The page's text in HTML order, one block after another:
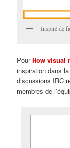
Inspiré de
PourHow visual
inspiration dans
discussions IRC
membres de